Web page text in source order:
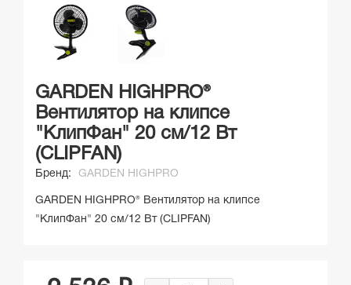
GARDEN HIGHPRO®
Вентилятор на клипсе
"КлипФан" 20 см/12 Вт
(CLIPFAN)
Бренд: GARDEN HIGHPRO
GARDEN HIGHPRO® Вентилятор на клипсе
"КлипФан" 20 см/12 Вт (CLIPFAN)